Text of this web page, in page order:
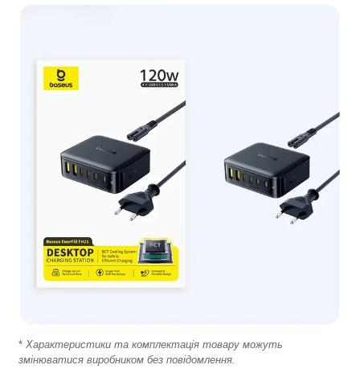
* Характеристики та комплектація товару можуть
змінюватися виробником без повідомлення.